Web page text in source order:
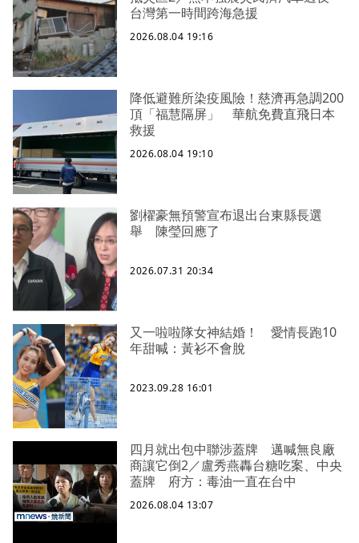
台灣第一時間跨海急援
2026.08.04 19:16
降低避難所染疫風險！慈濟再急調200
頂「福慧隔屏」 華航免費直飛日本
救援
2026.08.04 19:10
劉櫂豪無預警宣布退出台東縣長選
舉 陳瑩回應了
2026.07.31 20:34
又一啦啦隊女神結婚！ 愛情長跑10
年甜喊：黃衫不會脫
2023.09.28 16:01
四月就出包中聯涉蓋牌 邁喊無良廠
商讓它倒2／盧秀燕轟台糖吃案、中央
蓋牌 府方：毒油一直在台中
2026.08.04 13:07